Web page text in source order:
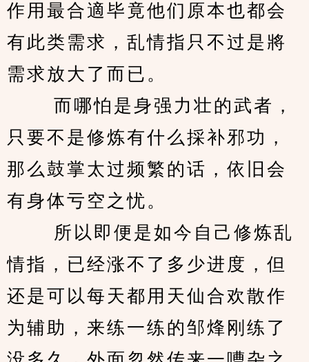
作用最合適毕竟他们原本也都会
有此类需求，乱情指只不过是將
需求放大了而已。
而哪怕是身强力壮的武者，
只要不是修炼有什么採补邪功，
那么鼓掌太过频繁的话，依旧会
有身体亏空之忧。
所以即便是如今自己修炼乱
情指，已经涨不了多少进度，但
还是可以每天都用天仙合欢散作
为辅助，来练一练的邹烽刚练了